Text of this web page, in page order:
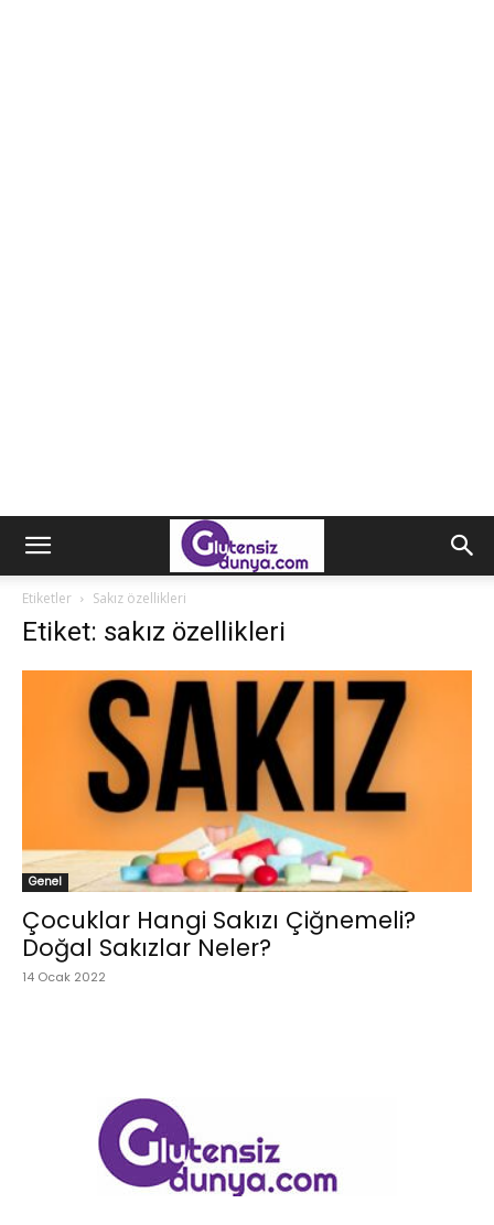
Etiketler Sakız özellikleri
Etiket: sakız özellikleri
Genel
Çocuklar Hangi Sakızı Çiğnemeli?
Doğal Sakızlar Neler?
14 Ocak 2022